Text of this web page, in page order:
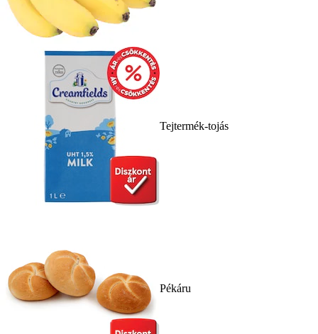
Tejtermék-tojás
Pékáru